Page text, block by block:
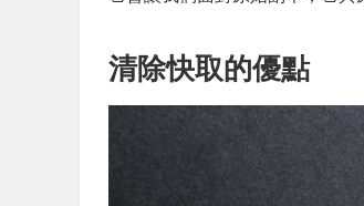
清除快取的優點